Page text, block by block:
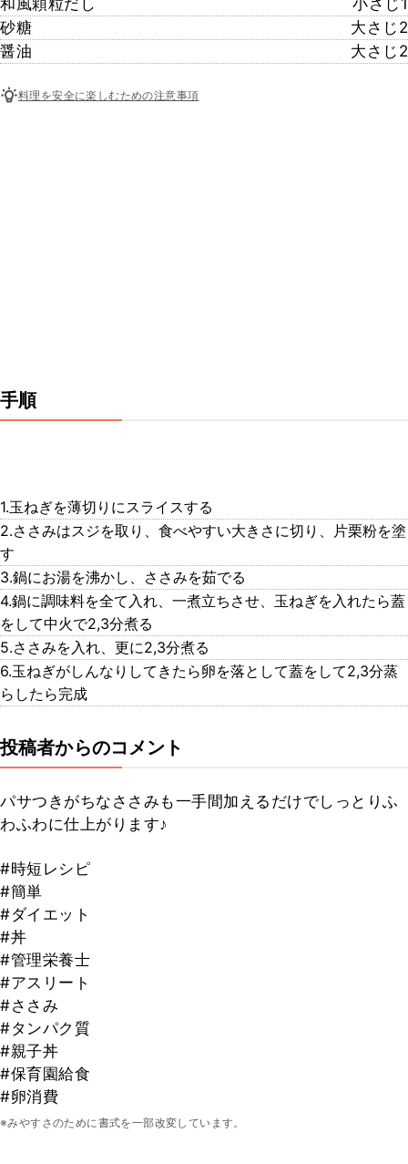
和風顆粒だし
小さじ1
砂糖
大さじ2
醤油
大さじ2
料理を安全に楽しむための注意事項
手順
1.玉ねぎを薄切りにスライスする
2.ささみはスジを取り、食べやすい大きさに切り、片栗粉を塗
す
3.鍋にお湯を沸かし、ささみを茹でる
4.鍋に調味料を全て入れ、一煮立ちさせ、玉ねぎを入れたら蓋
をして中火で2,3分煮る
5.ささみを入れ、更に2,3分煮る
6.玉ねぎがしんなりしてきたら卵を落として蓋をして2,3分蒸
らしたら完成
投稿者からのコメント
パサつきがちなささみも一手間加えるだけでしっとりふ
わふわに仕上がります♪
#時短レシピ
#簡単
#ダイエット
#丼
#管理栄養士
#アスリート
#ささみ
#タンパク質
#親子丼
#保育園給食
#卵消費
※みやすさのために書式を一部改変しています。